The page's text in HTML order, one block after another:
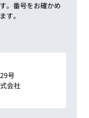
。番号をお確かめ
す。
号
会社